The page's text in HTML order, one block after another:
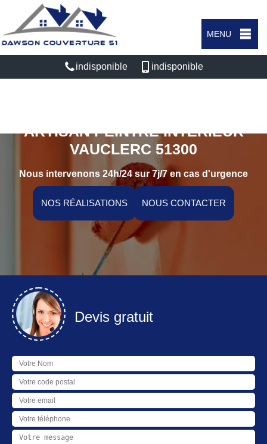
MENU
indisponible indisponible
ARTISAN PEINTRE INTÉRIEUR
VAUCLERC 51300
Nous intervenons 24h/24 sur 7j/7 en cas d'urgence
NOS RÉALISATIONS NOUS CONTACTER
Devis gratuit